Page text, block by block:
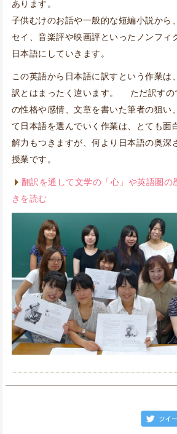
あります。
子供むけのお話や一般的な短編小説から
セイ、音楽評や映画評といったノンフィ
日本語にしていきます。
この英語から日本語に訳すという作業は
訳とはまったく違います。 ただ訳すの
の性格や感情、文章を書いた筆者の狙い
て日本語を選んでいく作業は、とても面
解力もつきますが、何より日本語の奥深
授業です。
翻訳を通して文学の「心」や英語圏の
きを読む